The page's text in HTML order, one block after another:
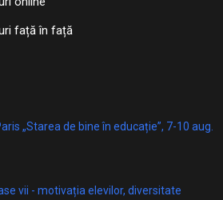
față în față
„Starea de bine în educație”, 7-10 aug.
vii - motivația elevilor, diversitate